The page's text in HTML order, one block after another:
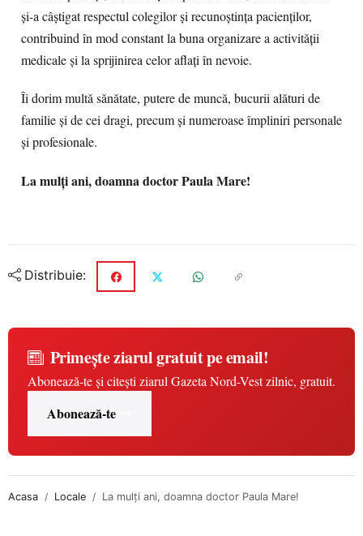
și-a câștigat respectul colegilor și recunoștința pacienților,
contribuind în mod constant la buna organizare a activității
medicale și la sprijinirea celor aflați în nevoie.
Îi dorim multă sănătate, putere de muncă, bucurii alături de
familie și de cei dragi, precum și numeroase împliniri personale
și profesionale.
La mulți ani, doamna doctor Paula Mare!
Distribuie:
Primește ziarul gratuit pe email!
Abonează-te și citești ziarul Gazeta Nord-Vest zilnic, gratuit.
Abonează-te
Acasa Locale La mulți ani, doamna doctor Paula Mare!